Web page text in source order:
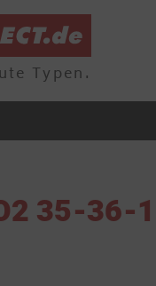
Typen.
35-36-